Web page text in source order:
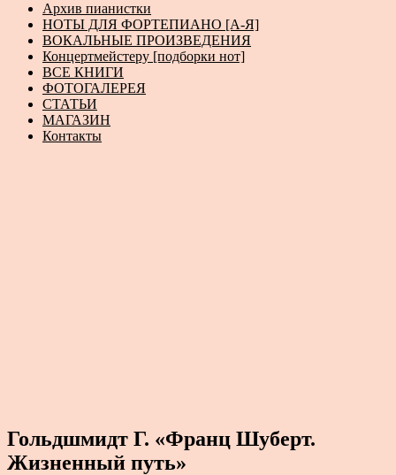
Архив пианистки
НОТЫ ДЛЯ ФОРТЕПИАНО [А-Я]
ВОКАЛЬНЫЕ ПРОИЗВЕДЕНИЯ
Концертмейстеру [подборки нот]
ВСЕ КНИГИ
ФОТОГАЛЕРЕЯ
СТАТЬИ
МАГАЗИН
Контакты
Гольдшмидт Г. «Франц Шуберт.
Жизненный путь»